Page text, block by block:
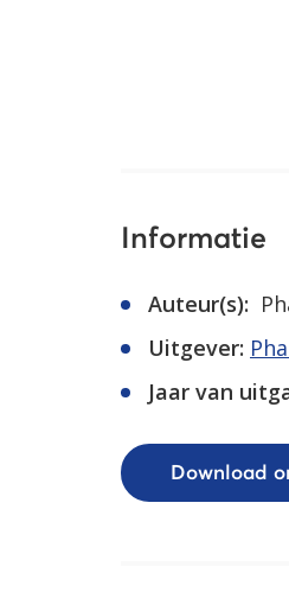
Informatie
Auteur(s):
Uitgever:
Jaar van
Download